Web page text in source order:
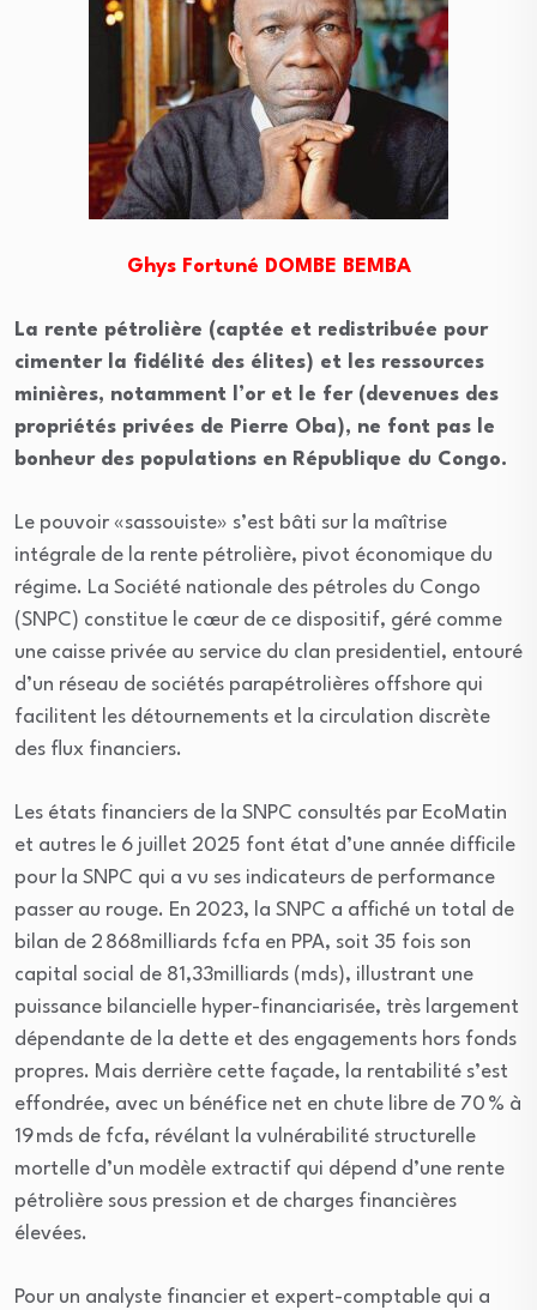
Ghys Fortuné DOMBE BEMBA
La rente pétrolière (captée et redistribuée pour
cimenter la fidélité des élites) et les ressources
minières, notamment l’or et le fer (devenues des
propriétés privées de Pierre Oba), ne font pas le
bonheur des populations en République du Congo.
Le pouvoir «sassouiste» s’est bâti sur la maîtrise
intégrale de la rente pétrolière, pivot économique du
régime. La Société nationale des pétroles du Congo
(SNPC) constitue le cœur de ce dispositif, géré comme
une caisse privée au service du clan presidentiel, entouré
d’un réseau de sociétés parapétrolières offshore qui
facilitent les détournements et la circulation discrète
des flux financiers.
Les états financiers de la SNPC consultés par EcoMatin
et autres le 6 juillet 2025 font état d’une année difficile
pour la SNPC qui a vu ses indicateurs de performance
passer au rouge. En 2023, la SNPC a affiché un total de
bilan de 2 868milliards fcfa en PPA, soit 35 fois son
capital social de 81,33milliards (mds), illustrant une
puissance bilancielle hyper-financiarisée, très largement
dépendante de la dette et des engagements hors fonds
propres. Mais derrière cette façade, la rentabilité s’est
effondrée, avec un bénéfice net en chute libre de 70 % à
19 mds de fcfa, révélant la vulnérabilité structurelle
mortelle d’un modèle extractif qui dépend d’une rente
pétrolière sous pression et de charges financières
élevées.
Pour un analyste financier et expert-comptable qui a